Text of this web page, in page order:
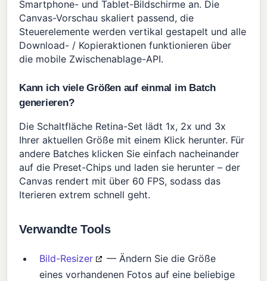
Smartphone- und Tablet-Bildschirme an. Die
Canvas-Vorschau skaliert passend, die
Steuerelemente werden vertikal gestapelt und alle
Download- / Kopieraktionen funktionieren über
die mobile Zwischenablage-API.
Kann ich viele Größen auf einmal im Batch
generieren?
Die Schaltfläche Retina-Set lädt 1x, 2x und 3x
Ihrer aktuellen Größe mit einem Klick herunter. Für
andere Batches klicken Sie einfach nacheinander
auf die Preset-Chips und laden sie herunter – der
Canvas rendert mit über 60 FPS, sodass das
Iterieren extrem schnell geht.
Verwandte Tools
Bild-Resizer
— Ändern Sie die Größe
eines vorhandenen Fotos auf eine beliebige